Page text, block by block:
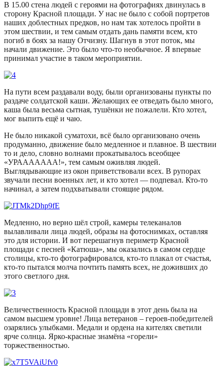
В 15.00 стена людей с героями на фотографиях двинулась в
сторону Красной площади. У нас не было с собой портретов
наших доблестных предков, но нам так хотелось пройти в
этом шествии, и тем самым отдать дань памяти всем, кто
погиб в боях за нашу Отчизну. Шагнув в этот поток, мы
начали движение. Это было что-то необычное. Я впервые
принимал участие в таком мероприятии.
На пути всем раздавали воду, были организованы пункты по
раздаче солдатской каши. Желающих ее отведать было много,
каша была весьма сытная, тушёнки не пожалели. Кто хотел,
мог выпить ещё и чаю.
Не было никакой суматохи, всё было организовано очень
продуманно, движение было медленное и плавное. В шествии
то и дело, словно волнами прокатывалось всеобщее
«УРААААААА!», тем самым оживляя людей.
Выглядывающие из окон приветствовали всех. В рупорах
звучали песни военных лет, и кто хотел — подпевал. Кто-то
начинал, а затем подхватывали стоящие рядом.
Медленно, но верно шёл строй, камеры телеканалов
вылавливали лица людей, образы на фотоснимках, оставляя
это для истории. И вот перешагнув периметр Красной
площади с песней «Катюша», мы оказались в самом сердце
столицы, кто-то фотографировался, кто-то плакал от счастья,
кто-то пытался молча почтить память всех, не доживших до
этого светлого дня.
Величественность Красной площади в этот день была на
самом высшем уровне! Лица ветеранов – героев-победителей
озарялись улыбками. Медали и ордена на кителях светили
ярче солнца. Ярко-красные знамёна «горели»
торжественностью.